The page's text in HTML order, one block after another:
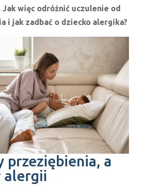
więc odróżnić uczulenie od
i jak zadbać o dziecko alergika?
przeziębienia, a
alergii